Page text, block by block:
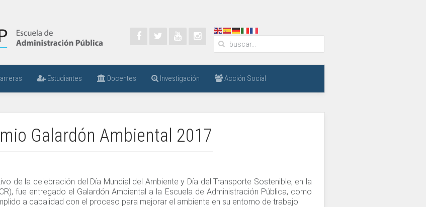
Estudiantes Docentes Investigación Acción Social
Galardón Ambiental 2017
de la celebración del Día Mundial del Ambiente y Día del Transporte Sostenible, en la
fue entregado el Galardón Ambiental a la Escuela de Administración Pública, como
a cabalidad con el proceso para mejorar el ambiente en su entorno de trabajo.